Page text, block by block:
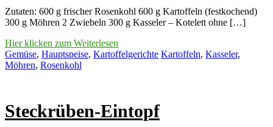
Zutaten: 600 g frischer Rosenkohl 600 g Kartoffeln (festkochend)
300 g Möhren 2 Zwiebeln 300 g Kasseler – Kotelett ohne […]
Hier klicken zum Weiterlesen
Gemüse, Hauptspeise, Kartoffelgerichte Kartoffeln, Kasseler,
Möhren, Rosenkohl
Steckrüben-Eintopf